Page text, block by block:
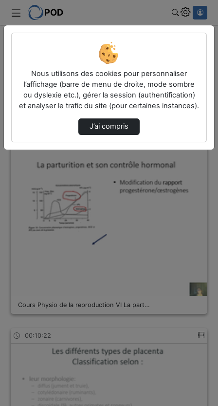
POD
19 vidéos trouvées
Audio Vidéo
Direction de tri
00:06:11
Cours Physio de la reproduction VI La part…
00:10:22
Nous utilisons des cookies pour personnaliser
l’affichage (barre de menu de droite, mode sombre
ou dyslexie etc.), gérer la session (authentification)
et analyser le trafic du site (pour certaines instances).
J’ai compris